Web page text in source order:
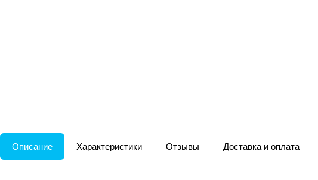
Описание Характеристики Отзывы Доставка и оплата